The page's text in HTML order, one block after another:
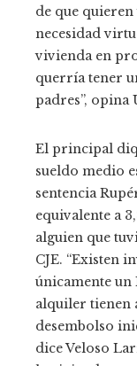
de que
necesidad
vivienda en
querría tener
padres”, opina
El principal
sueldo medio
sentencia
equivalente a
alguien que
CJE. “Existen
únicamente un
alquiler tienen
desembolso
dice Veloso